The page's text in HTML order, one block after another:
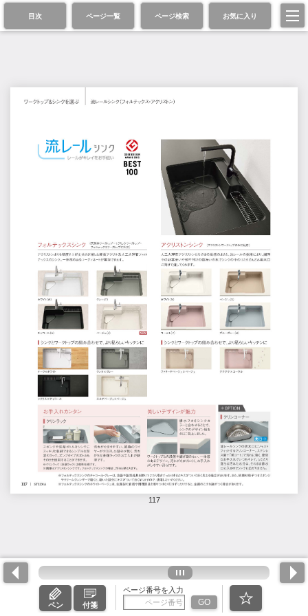
目次 ページ一覧 ページ検索 お気に入り
117
ペン 付箋
ページ番号を入力
GO